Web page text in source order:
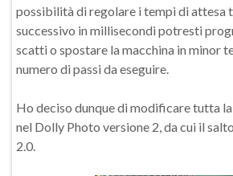
possibilità di regolare i tempi di attesa
successivo in millisecondi potresti
scatti o spostare la macchina in minor
numero di passi da eseguire.
Ho deciso dunque di modificare tutta
nel Dolly Photo versione 2, da cui il
2.0.